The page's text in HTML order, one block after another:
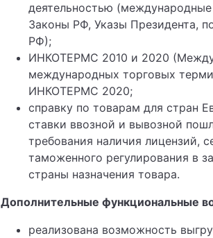
деятельностью
Законы РФ, Указы Президента,
РФ);
ИНКОТЕРМС 2010 и 2020
международных торговых
ИНКОТЕРМС 2020;
справку по товарам для стран
ставки ввозной и вывозной
требования наличия лицензий,
таможенного регулирования в
страны назначения товара.
Дополнительные функциональные
реализована возможность